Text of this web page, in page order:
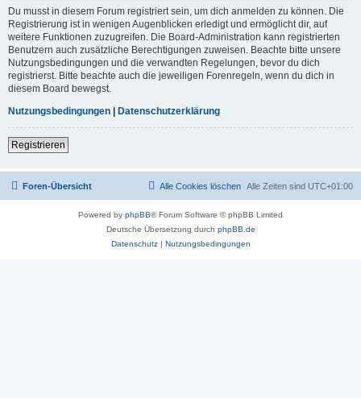
Du musst in diesem Forum registriert sein, um dich anmelden zu können. Die
Registrierung ist in wenigen Augenblicken erledigt und ermöglicht dir, auf
weitere Funktionen zuzugreifen. Die Board-Administration kann registrierten
Benutzern auch zusätzliche Berechtigungen zuweisen. Beachte bitte unsere
Nutzungsbedingungen und die verwandten Regelungen, bevor du dich
registrierst. Bitte beachte auch die jeweiligen Forenregeln, wenn du dich in
diesem Board bewegst.
Nutzungsbedingungen | Datenschutzerklärung
Registrieren
Foren-Übersicht Alle Zeiten sind UTC+01:00
Alle Cookies löschen
Powered by phpBB® Forum Software © phpBB Limited
Deutsche Übersetzung durch phpBB.de
Datenschutz| Nutzungsbedingungen